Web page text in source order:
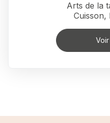
Arts de la
Cuisson,